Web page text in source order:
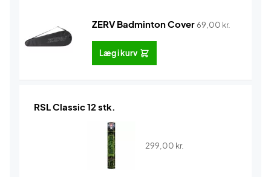
ZERV Badminton Cover69,00 kr.
Læg i kurv
RSL Classic 12 stk.
299,00 kr.